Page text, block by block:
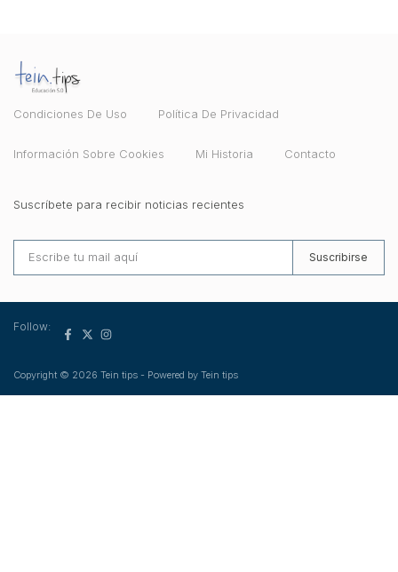
Condiciones De Uso Política De Privacidad
Información Sobre Cookies Mi Historia Contacto
Suscríbete para recibir noticias recientes
Suscribirse
Copyright © 2026 Tein tips - Powered by Tein tips
Follow: